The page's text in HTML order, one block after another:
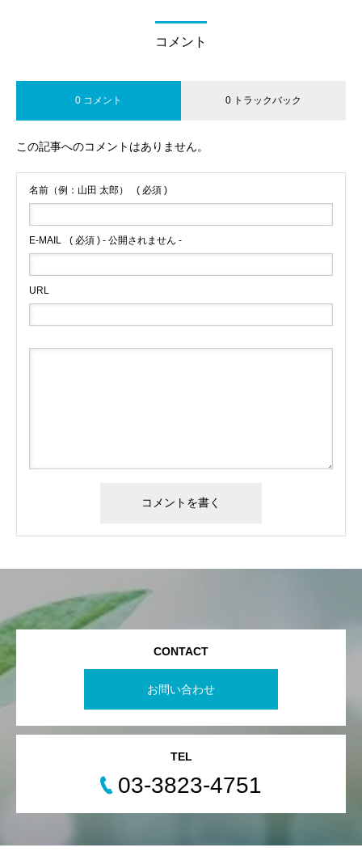
コメント
0 コメント 0 トラックバック
この記事へのコメントはありません。
名前（例：山田 太郎） ( 必須 )
E-MAIL ( 必須 ) - 公開されません -
URL
CONTACT
お問い合わせ
TEL
03-3823-4751